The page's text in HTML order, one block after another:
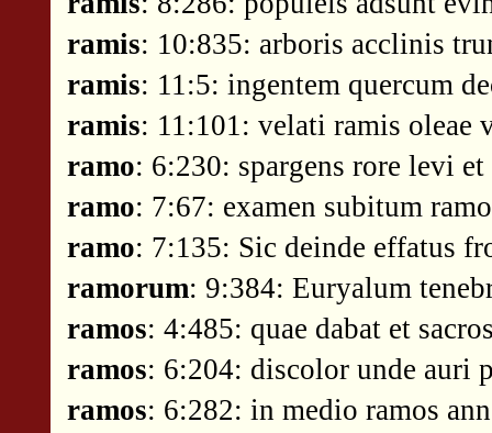
ramis: 10:835: arboris acclinis
ramis: 11:5: ingentem quercum
ramis: 11:101: velati ramis oleae
ramo: 6:230: spargens rore levi
ramo: 7:67: examen subitum
ramo: 7:135: Sic deinde effatus
ramorum: 9:384: Euryalum
ramos: 4:485: quae dabat et
ramos: 6:204: discolor unde auri
ramos: 6:282: in medio ramos